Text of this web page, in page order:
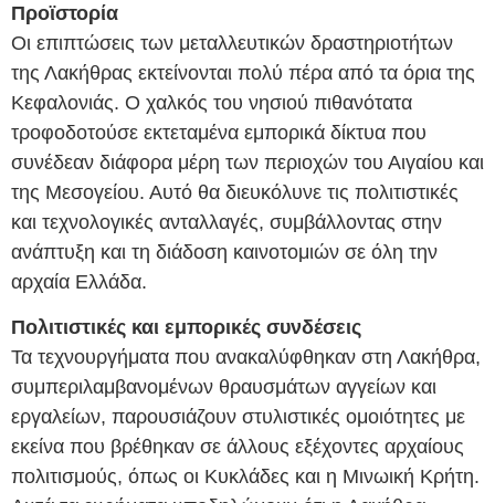
Προϊστορία
Οι επιπτώσεις των μεταλλευτικών δραστηριοτήτων
της Λακήθρας εκτείνονται πολύ πέρα ​​από τα όρια της
Κεφαλονιάς. Ο χαλκός του νησιού πιθανότατα
τροφοδοτούσε εκτεταμένα εμπορικά δίκτυα που
συνέδεαν διάφορα μέρη των περιοχών του Αιγαίου και
της Μεσογείου. Αυτό θα διευκόλυνε τις πολιτιστικές
και τεχνολογικές ανταλλαγές, συμβάλλοντας στην
ανάπτυξη και τη διάδοση καινοτομιών σε όλη την
αρχαία Ελλάδα.
Πολιτιστικές και εμπορικές συνδέσεις
Τα τεχνουργήματα που ανακαλύφθηκαν στη Λακήθρα,
συμπεριλαμβανομένων θραυσμάτων αγγείων και
εργαλείων, παρουσιάζουν στυλιστικές ομοιότητες με
εκείνα που βρέθηκαν σε άλλους εξέχοντες αρχαίους
πολιτισμούς, όπως οι Κυκλάδες και η Μινωική Κρήτη.